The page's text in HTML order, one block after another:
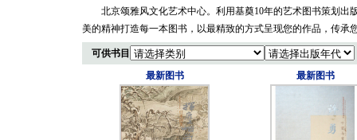
北京颂雅风文化艺术中心。利用基奠10年的艺术图书策划出
美的精神打造每一本图书，以最精致的方式呈现您的作品，传承
可供书目
最新图书
最新图书